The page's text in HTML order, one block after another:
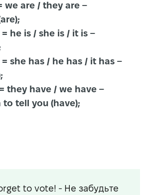
we are / they are –
he is / she is / it is –
she has / he has / it has –
they have / we have –
to tell you (have);
to vote! - Не забудьте